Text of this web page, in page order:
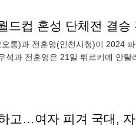
드컵 혼성 단체전 결승
롱)과 전훈영(인천시청)이 2024
석과 전훈영은 21일 튀르키예 안
고…여자 피겨 국대,